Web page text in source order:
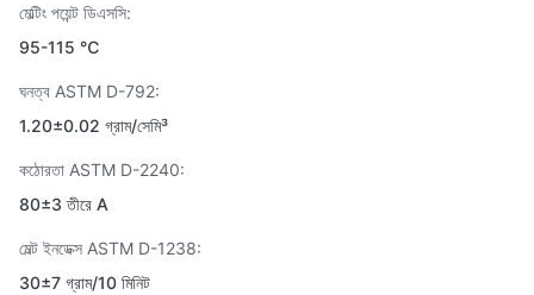
মেল্টিং পয়েন্ট ডিএসসি:
95-115 ℃
ঘনত্ব ASTM D-792:
1.20±0.02 গ্রাম/সেমি³
কঠোরতা ASTM D-2240:
80±3 তীরে A
মেল্ট ইনডেক্স ASTM D-1238:
30±7 গ্রাম/10 মিনিট